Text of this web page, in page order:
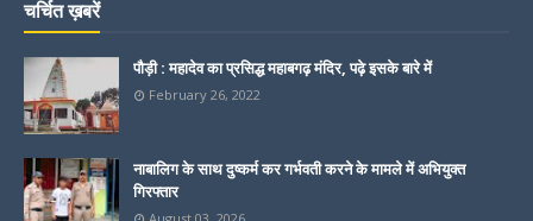
चर्चित ख़बरें
पौड़ी : महादेव का प्रसिद्ध महाबगढ़ मंदिर, पढ़े इसके बारे में
February 26, 2022
नाबालिग के साथ दुष्कर्म कर गर्भवती करने के मामले में अभियुक्त
गिरफ्तार